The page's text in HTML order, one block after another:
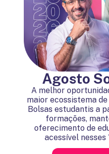
Agosto
A melhor
maior ecossistema
Bolsas estudantis a
formações,
oferecimento de
acessível nesses